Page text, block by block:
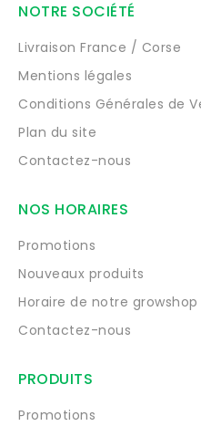
NOTRE SOCIÉTÉ
Livraison France / Corse
Mentions légales
Conditions Générales de
Plan du site
Contactez-nous
NOS HORAIRES
Promotions
Nouveaux produits
Horaire de notre growshop
Contactez-nous
PRODUITS
Promotions